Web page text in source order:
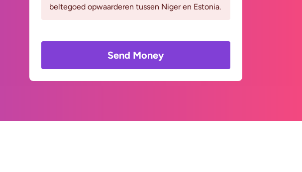
beltegoed opwaarderen tussen Niger en Estonia.
Send Money